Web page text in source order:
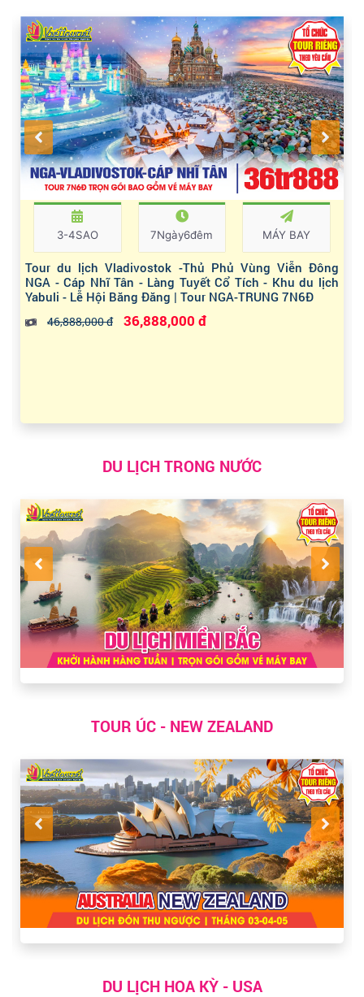
3-4SAO 7Ngày6đêm MÁY BAY
Tour du lịch Vladivostok -Thủ Phủ Vùng Viễn Đông
NGA - Cáp Nhĩ Tân - Làng Tuyết Cổ Tích - Khu du lịch
Yabuli - Lễ Hội Băng Đăng | Tour NGA-TRUNG 7N6Đ
46,888,000 đ 36,888,000 đ
DU LỊCH TRONG NƯỚC
TOUR ÚC - NEW ZEALAND
DU LỊCH HOA KỲ - USA